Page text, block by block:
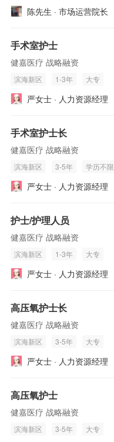
陈先生 · 市场运营院长
手术室护士
健嘉医疗 战略融资
滨海新区 1-3年 大专
严女士 · 人力资源经理
手术室护士长
健嘉医疗 战略融资
滨海新区 3-5年 学历不限
严女士 · 人力资源经理
护士/护理人员
健嘉医疗 战略融资
滨海新区 1-3年 大专
严女士 · 人力资源经理
高压氧护士长
健嘉医疗 战略融资
滨海新区 3-5年 大专
严女士 · 人力资源经理
高压氧护士
健嘉医疗 战略融资
滨海新区 3-5年 大专